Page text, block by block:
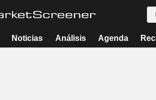
Noticias Análisis Agenda